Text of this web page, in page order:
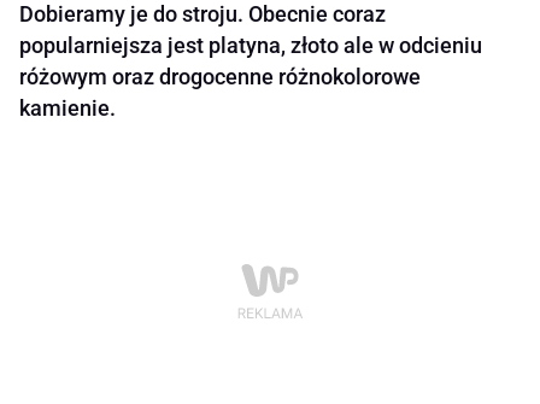
Dobieramy je do stroju. Obecnie coraz
popularniejsza jest platyna, złoto ale w odcieniu
różowym oraz drogocenne różnokolorowe
kamienie.